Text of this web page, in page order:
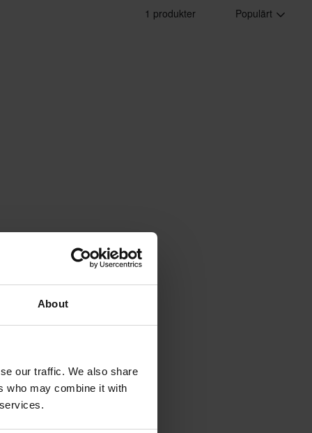
About
our traffic. We also share
who may combine it with
1 produkter Populärt